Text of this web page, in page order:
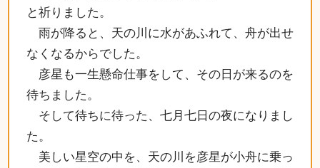
と祈りました。
雨が降ると、天の川に水があふれて、舟が出せ
なくなるからでした。
彦星も一生懸命仕事をして、その日が来るのを
待ちました。
そして待ちに待った、七月七日の夜になりまし
た。
美しい星空の中を、天の川を彦星が小舟に乗っ